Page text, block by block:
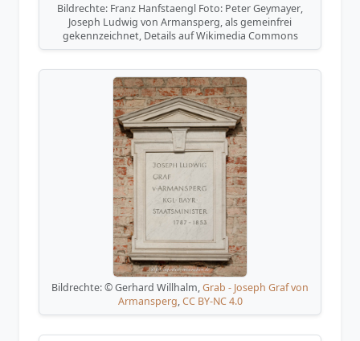
Bildrechte: Franz Hanfstaengl Foto: Peter Geymayer,
Joseph Ludwig von Armansperg, als gemeinfrei
gekennzeichnet, Details aufWikimedia Commons
Bildrechte: © Gerhard Willhalm,Grab - Joseph Graf von
Armansperg,CC BY-NC 4.0